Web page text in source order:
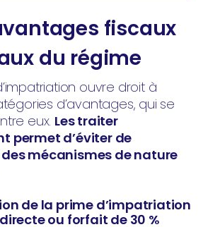
fiscaux
du régime
ouvre droit à
d’avantages, qui se
eux. Les traiter
permet d’éviter de
mécanismes de nature
de la prime d’impatriation
ou forfait de 30 %